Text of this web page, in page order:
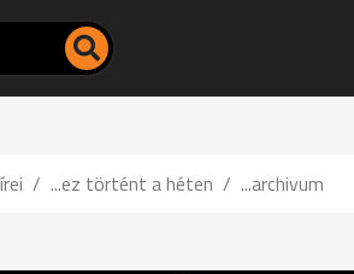
...ez történt a héten ...archivum